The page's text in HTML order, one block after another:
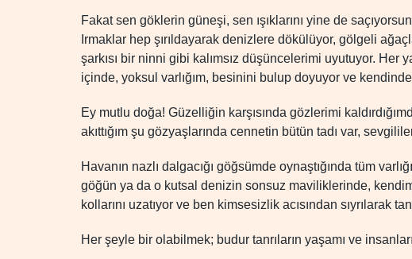
Fakat sen göklerin güneşi, sen ışıklarını yine de
Irmaklar hep şırıldayarak denizlere dökülüyor, gölgeli
şarkısı bir ninni gibi kalımsız düşüncelerimi uyutuyor. Her
içinde, yoksul varlığım, besinini bulup doyuyor ve
Ey mutlu doğa! Güzelliğin karşısında gözlerimi
akıttığım şu gözyaşlarında cennetin bütün tadı var,
Havanın nazlı dalgacığı göğsümde oynaştığında tüm
göğün ya da o kutsal denizin sonsuz maviliklerinde,
kollarını uzatıyor ve ben kimsesizlik acısından sıyrılarak
Her şeyle bir olabilmek; budur tanrıların yaşamı ve